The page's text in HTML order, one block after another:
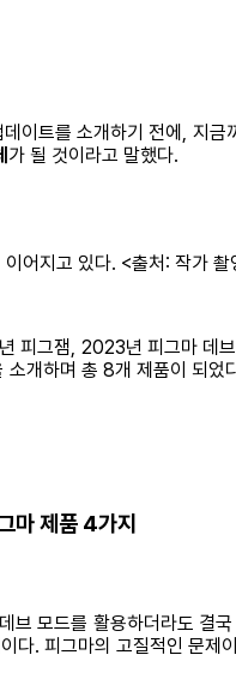
트를 소개하기 전에, 지금
가 될 것이라고 말했다.
어지고 있다. <출처: 작가
피그잼, 2023년 피그마 데
개하며 총 8개 제품이 되었
제품 4가지
브 모드를 활용하더라도 결
다. 피그마의 고질적인 문